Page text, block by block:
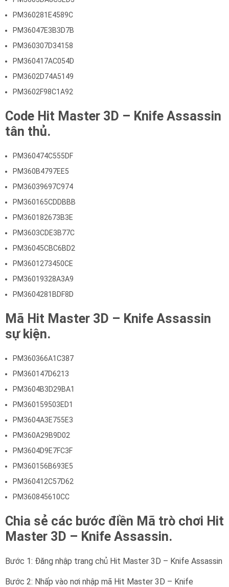
PM360281E4589C
PM36047E3B3D7B
PM360307D34158
PM360417AC054D
PM3602D74A5149
PM3602F98C1A92
Code Hit Master 3D – Knife Assassin
tân thủ.
PM360474C555DF
PM360B4797EE5
PM36039697C974
PM360165CDDBBB
PM360182673B3E
PM3603CDE3B77C
PM36045CBC6BD2
PM3601273450CE
PM36019328A3A9
PM3604281BDF8D
Mã Hit Master 3D – Knife Assassin
sự kiện.
PM360366A1C387
PM360147D6213
PM3604B3D29BA1
PM360159503ED1
PM3604A3E755E3
PM360A29B9D02
PM3604D9E7FC3F
PM360156B693E5
PM360412C57D62
PM360845610CC
Chia sẻ các bước điền Mã trò chơi Hit
Master 3D – Knife Assassin.
Bước 1: Đăng nhập trang chủ Hit Master 3D – Knife Assassin
Bước 2: Nhấp vào nơi nhập mã Hit Master 3D – Knife